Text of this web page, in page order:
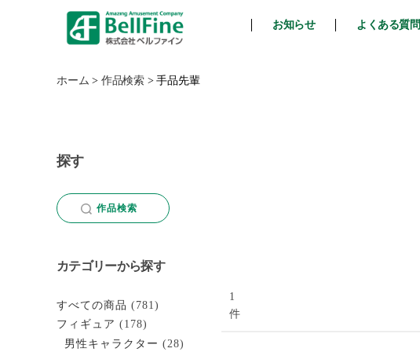
フ
お知らせ よくある質問
ホーム > 作品検索 >手品先輩
1
件
探す
作品検索
カテゴリーから探す
すべての商品 (781)
フィギュア (178)
男性キャラクター (28)